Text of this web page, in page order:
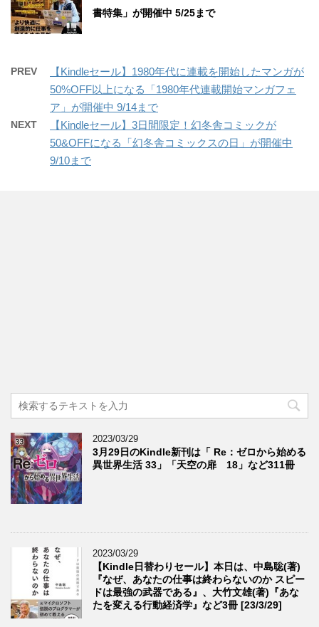
書特集」が開催中 5/25まで
PREV
【Kindleセール】1980年代に連載を開始したマンガが
50%OFF以上になる「1980年代連載開始マンガフェ
ア」が開催中 9/14まで
NEXT
【Kindleセール】3日間限定！幻冬舎コミックが
50&OFFになる「幻冬舎コミックスの日」が開催中
9/10まで
2023/03/29
3月29日のKindle新刊は「 Re：ゼロから始める
異世界生活 33」「天空の扉 18」など311冊
2023/03/29
【Kindle日替わりセール】本日は、中島聡(著)
『なぜ、あなたの仕事は終わらないのか スピー
ドは最強の武器である』、大竹文雄(著)『あな
たを変える行動経済学』など3冊 [23/3/29]